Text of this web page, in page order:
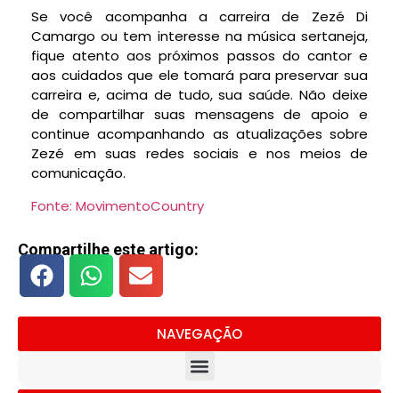
Se você acompanha a carreira de Zezé Di
Camargo ou tem interesse na música sertaneja,
fique atento aos próximos passos do cantor e
aos cuidados que ele tomará para preservar sua
carreira e, acima de tudo, sua saúde. Não deixe
de compartilhar suas mensagens de apoio e
continue acompanhando as atualizações sobre
Zezé em suas redes sociais e nos meios de
comunicação.
Fonte: MovimentoCountry
Compartilhe este artigo:
NAVEGAÇÃO